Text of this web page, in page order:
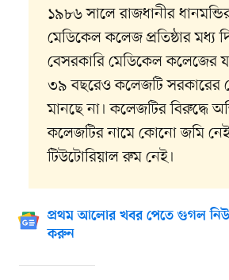
১৯৮৬ সালে রাজধানীর
মেডিকেল কলেজ প্রতিষ্ঠার মধ্য
বেসরকারি মেডিকেল কলেজের
৩৯ বছরেও কলেজটি সরকারের
মানছে না। কলেজটির বিরুদ্ধে
কলেজটির নামে কোনো জমি নেই,
টিউটোরিয়াল রুম নেই।
প্রথম আলোর খবর পেতে গুগল
করুন